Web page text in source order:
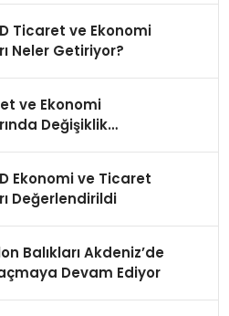
Ticaret ve Ekonomi
Neler Getiriyor?
ve Ekonomi
Değişiklik
Ekonomi ve Ticaret
Değerlendirildi
Balıkları Akdeniz’de
Devam Ediyor